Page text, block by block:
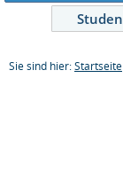
Sie sind hier: Startseite